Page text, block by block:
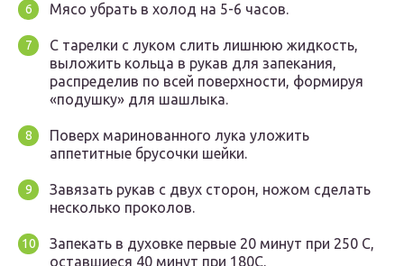
Мясо убрать в холод на 5-6 часов.
С тарелки с луком слить лишнюю жидкость,
выложить кольца в рукав для запекания,
распределив по всей поверхности, формируя
«подушку» для шашлыка.
Поверх маринованного лука уложить
аппетитные брусочки шейки.
Завязать рукав с двух сторон, ножом сделать
несколько проколов.
Запекать в духовке первые 20 минут при 250 С,
оставшиеся 40 минут при 180С.